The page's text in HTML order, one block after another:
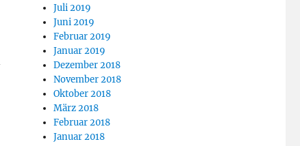
Juli 2019
Juni 2019
Februar 2019
Januar 2019
Dezember 2018
November 2018
Oktober 2018
März 2018
Februar 2018
Januar 2018